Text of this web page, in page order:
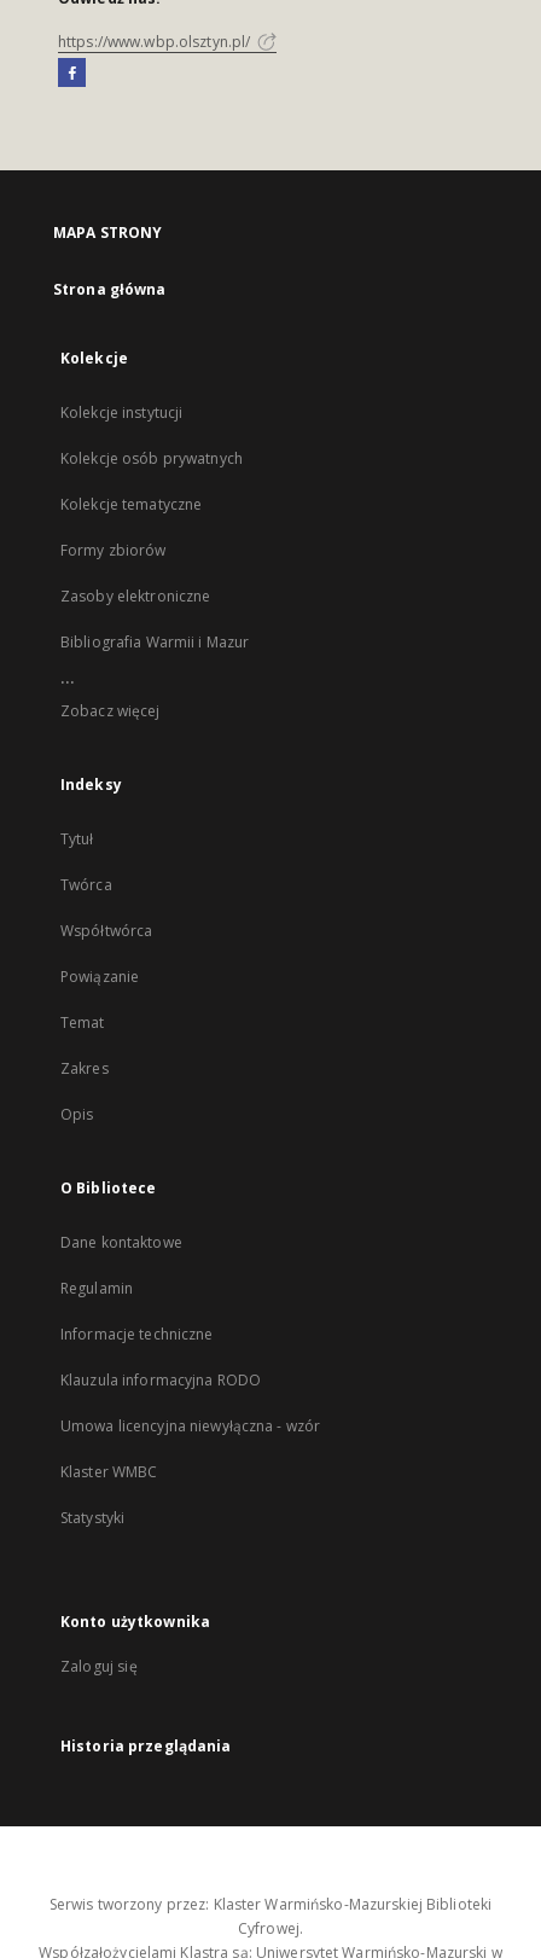
https://www.wbp.olsztyn.pl/
MAPA STRONY
Strona główna
Kolekcje
Kolekcje instytucji
Kolekcje osób prywatnych
Kolekcje tematyczne
Formy zbiorów
Zasoby elektroniczne
Bibliografia Warmii i Mazur
...
Zobacz więcej
Indeksy
Tytuł
Twórca
Współtwórca
Powiązanie
Temat
Zakres
Opis
O Bibliotece
Dane kontaktowe
Regulamin
Informacje techniczne
Klauzula informacyjna RODO
Umowa licencyjna niewyłączna - wzór
Klaster WMBC
Statystyki
Konto użytkownika
Zaloguj się
Historia przeglądania
Serwis tworzony przez: Klaster Warmińsko-Mazurskiej Biblioteki
Cyfrowej.
Współzałożycielami Klastra są: Uniwersytet Warmińsko-Mazurski w